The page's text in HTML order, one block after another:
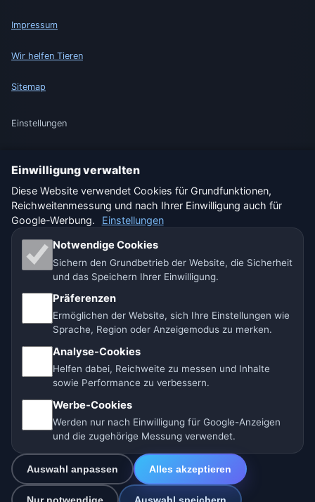
Impressum
Wir helfen Tieren
Sitemap
Einstellungen
🇨🇭 Wetter Schweiz
Unsere Wetterseiten:
🇨🇿 Tschechien 🇭🇷 Kroatien 🇧🇬 Bulgarien
🇩🇪🇦🇹🇨🇭 Deutschland / Österreich / Schweiz
🌎 Lateinamerika und Spanien 🇮🇳 Süd- und Südostasien
Betreiber: Spolek Minizoo.cz z.s. | Vereins-Nr.:
21135550 | info@vorhersage.online
© 2026 Vorhersage Online · Daten: Open-Meteo (ECMWF, ICON) ·
BrightSky · OpenWeatherMap · Warnungen: GeoSphere Austria
Einwilligung verwalten
Diese Website verwendet Cookies für Grundfunktionen,
Reichweitenmessung und nach Ihrer Einwilligung auch für
Google-Werbung.
Einstellungen
Notwendige Cookies
Sichern den Grundbetrieb der Website, die Sicherheit
und das Speichern Ihrer Einwilligung.
Präferenzen
Ermöglichen der Website, sich Ihre Einstellungen wie
Sprache, Region oder Anzeigemodus zu merken.
Analyse-Cookies
Helfen dabei, Reichweite zu messen und Inhalte
sowie Performance zu verbessern.
Werbe-Cookies
Werden nur nach Einwilligung für Google-Anzeigen
und die zugehörige Messung verwendet.
Auswahl anpassen Alles akzeptieren
Nur notwendige Auswahl speichern